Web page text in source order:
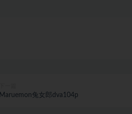
Maruemon兔女郎dva104p